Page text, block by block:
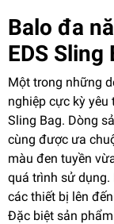
Balo đa
EDS Sling
Một trong những
nghiệp cực kỳ yêu
Sling Bag. Dòng
cùng được ưa
màu đen tuyền
quá trình sử
các thiết bị lên
Đặc biệt sản